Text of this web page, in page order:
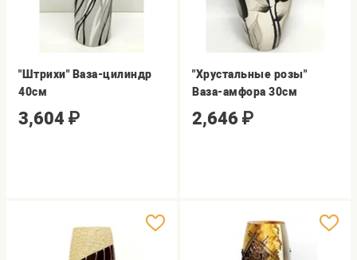
"Штрихи" Ваза-цилиндр
40cм
3,604 ₽
"Хрустальные розы"
Ваза-амфора 30cм
2,646 ₽